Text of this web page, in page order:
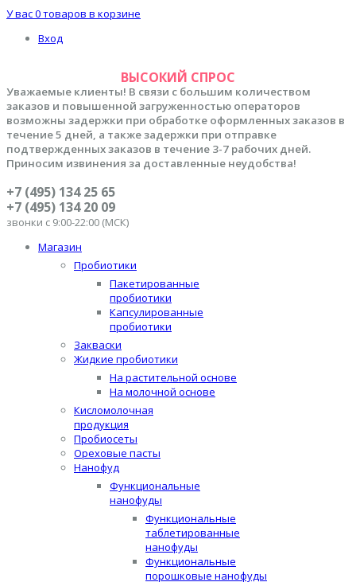
У вас0 товаров в корзине
Вход
ВЫСОКИЙ СПРОС
Уважаемые клиенты! В связи с большим количеством
заказов и повышенной загруженностью операторов
возможны задержки при обработке оформленных заказов в
течение 5 дней, а также задержки при отправке
подтвержденных заказов в течение 3-7 рабочих дней.
Приносим извинения за доставленные неудобства!
+7 (495) 134 25 65
+7 (495) 134 20 09
звонки с 9:00-22:00 (МСК)
Магазин
Пробиотики
Пакетированные
пробиотики
Капсулированные
пробиотики
Закваски
Жидкие пробиотики
На растительной основе
На молочной основе
Кисломолочная
продукция
Пробиосеты
Ореховые пасты
Нанофуд
Функциональные
нанофуды
Функциональные
таблетированные
нанофуды
Функциональные
порошковые нанофуды